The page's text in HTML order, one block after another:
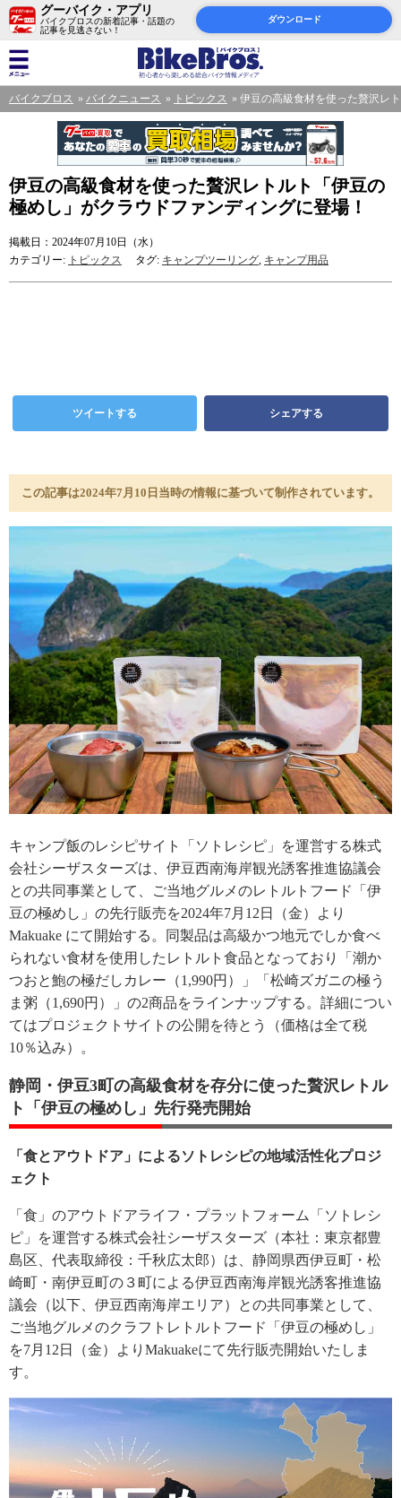
グーバイク・アプリ
バイクブロスの新着記事・話題の
記事を見逃さない！
ダウンロード
バイクブロス バイクニュース トピックス 伊豆の高級食材を使った贅沢レ
伊豆の高級食材を使った贅沢レトルト「伊豆の
極めし」がクラウドファンディングに登場！
掲載日：2024年07月10日（水）
カテゴリー: トピックス タグ: キャンプツーリング, キャンプ用品
ツイートする シェアする
この記事は2024年7月10日当時の情報に基づいて制作されています。
キャンプ飯のレシピサイト「ソトレシピ」を運営する株式
会社シーザスターズは、伊豆西南海岸観光誘客推進協議会
との共同事業として、ご当地グルメのレトルトフード「伊
豆の極めし」の先行販売を2024年7月12日（金）より
Makuake にて開始する。同製品は高級かつ地元でしか食べ
られない食材を使用したレトルト食品となっており「潮か
つおと鮑の極だしカレー（1,990円）」「松崎ズガニの極う
ま粥（1,690円）」の2商品をラインナップする。詳細につい
てはプロジェクトサイトの公開を待とう（価格は全て税
10％込み）。
静岡・伊豆3町の高級食材を存分に使った贅沢レトル
ト「伊豆の極めし」先行発売開始
「食とアウトドア」によるソトレシピの地域活性化プロジ
ェクト
「食」のアウトドアライフ・プラットフォーム「ソトレシ
ピ」を運営する株式会社シーザスターズ（本社：東京都豊
島区、代表取締役：千秋広太郎）は、静岡県西伊豆町・松
崎町・南伊豆町の３町による伊豆西南海岸観光誘客推進協
議会（以下、伊豆西南海岸エリア）との共同事業として、
ご当地グルメのクラフトレトルトフード「伊豆の極めし」
を7月12日（金）よりMakuakeにて先行販売開始いたしま
す。